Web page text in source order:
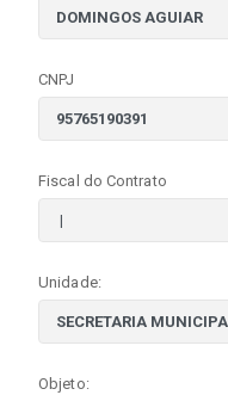
CNPJ
Fiscal do Contrato
Unidade:
Objeto: